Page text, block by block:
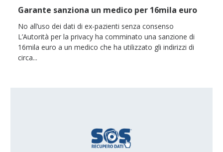
Garante sanziona un medico per 16mila euro
No all’uso dei dati di ex-pazienti senza consenso
L’Autorità per la privacy ha comminato una sanzione di
16mila euro a un medico che ha utilizzato gli indirizzi di
circa...